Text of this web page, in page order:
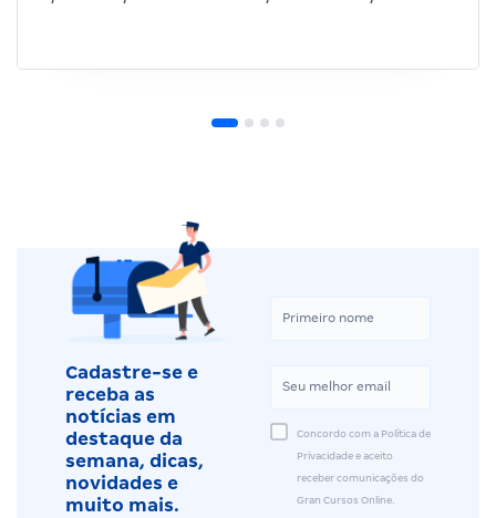
Cadastre-se e
receba as
notícias em
destaque da
semana, dicas,
novidades e
muito mais.
Concordo com a Política de
Privacidade e aceito
receber comunicações do
Gran Cursos Online.